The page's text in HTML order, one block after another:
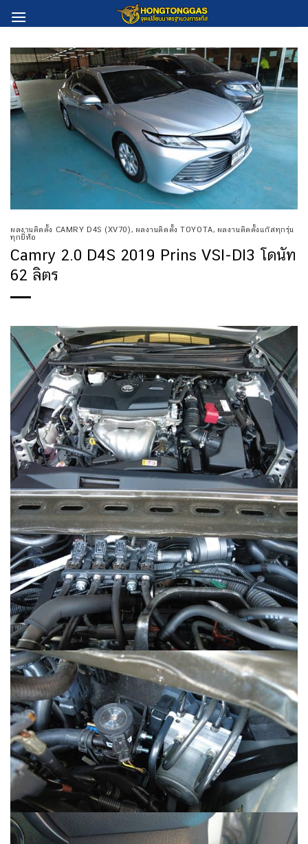
to
ผลงานติดตั้ง CAMRY D4S (XV70), ผลงานติดตั้ง TOYOTA, ผลงานติดตั้งแก๊สทุกรุ่น
ทุกยี่ห้อ
Camry 2.0 D4S 2019 Prins VSI-DI3 โดนัท
62 ลิตร